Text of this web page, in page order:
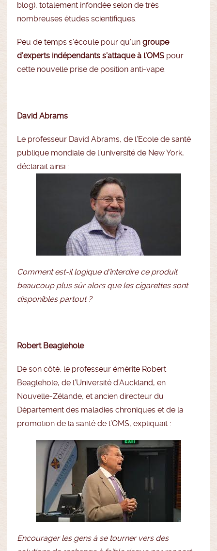
blog), totalement infondée selon de très
nombreuses études scientifiques.
Peu de temps s’écoule pour qu’un groupe
d’experts indépendants s’attaque à l’OMS pour
cette nouvelle prise de position anti-vape.
David Abrams
Le professeur David Abrams, de l’Ecole de santé
publique mondiale de l’université de New York,
déclarait ainsi :
Comment est-il logique d’interdire ce produit
beaucoup plus sûr alors que les cigarettes sont
disponibles partout ?
Robert Beaglehole
De son côté, le professeur émérite Robert
Beaglehole, de l’Université d’Auckland, en
Nouvelle-Zélande, et ancien directeur du
Département des maladies chroniques et de la
promotion de la santé de l’OMS, expliquait :
Encourager les gens à se tourner vers des